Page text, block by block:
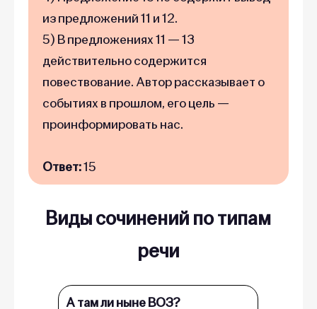
из предложений 11 и 12.
5) В предложениях 11 — 13
действительно содержится
повествование. Автор рассказывает о
событиях в прошлом, его цель —
проинформировать нас.
Ответ:15
Виды сочинений по типам
речи
А там ли ныне ВОЗ?